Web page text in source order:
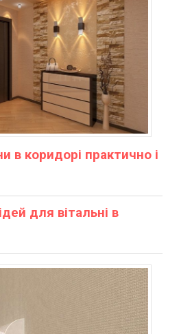
в коридорі практично і
для вітальні в